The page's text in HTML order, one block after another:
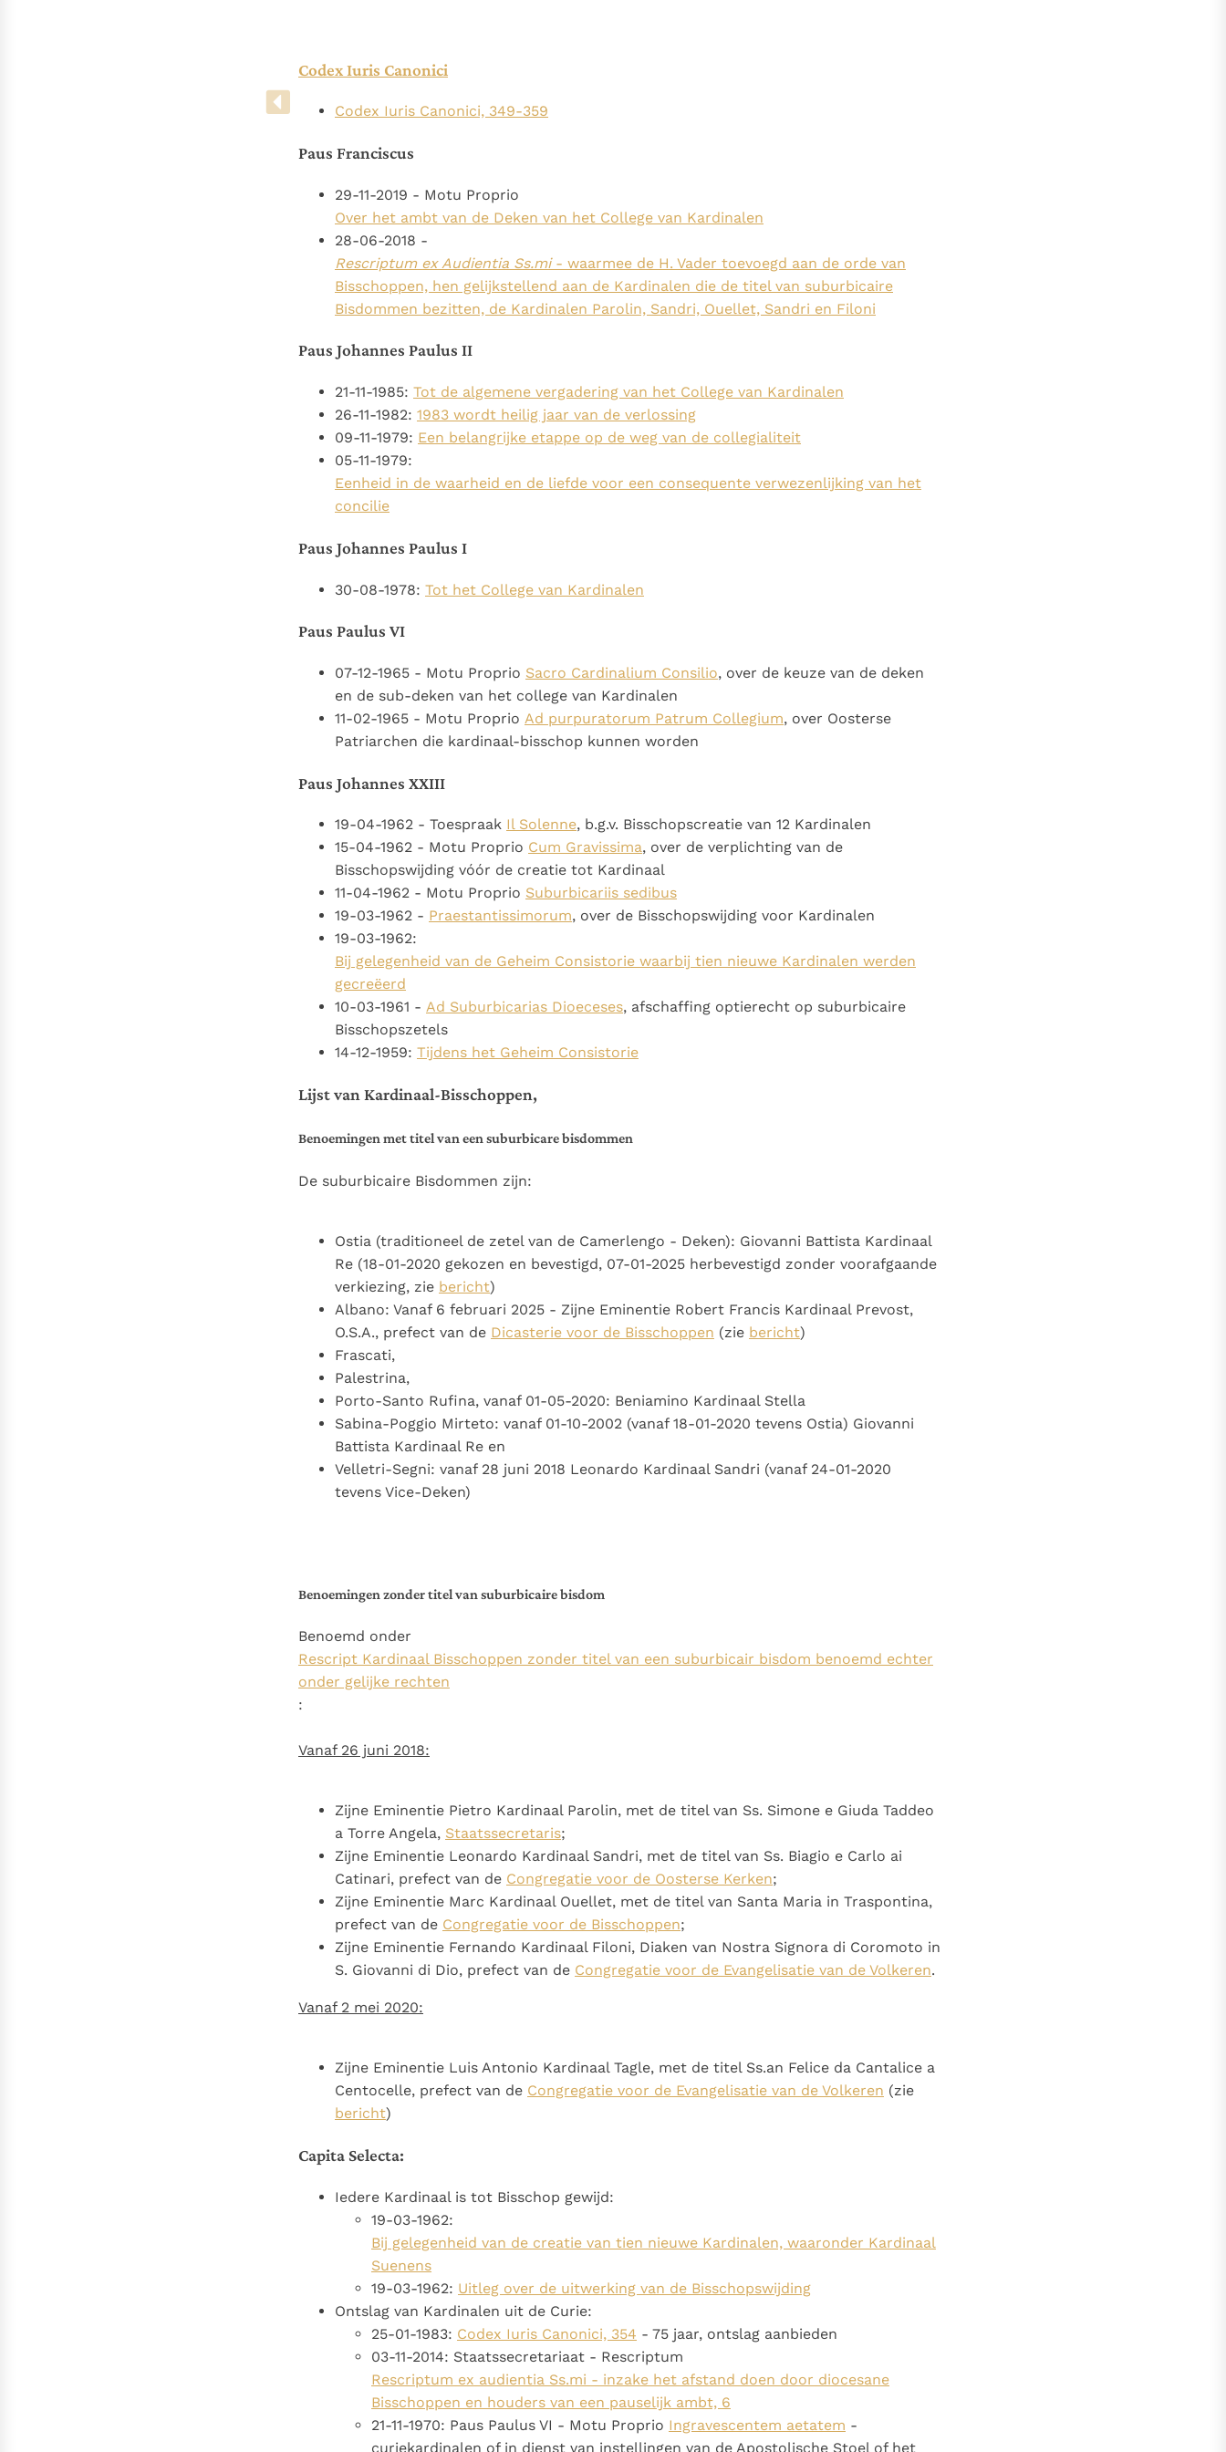
Gebruiksvoorwaarden
dwang
verschijnselen en de
Codex Iuris Canonici
Codex Iuris Canonici, 349-359
Paus Franciscus
29-11-2019 - Motu Proprio
Over het ambt van de Deken van het College van Kardinalen
28-06-2018 -
Rescriptum ex Audientia Ss.mi- waarmee de H. Vader toevoegd aan de orde van
Bisschoppen, hen gelijkstellend aan de Kardinalen die de titel van suburbicaire
Bisdommen bezitten, de Kardinalen Parolin, Sandri, Ouellet, Sandri en Filoni
Paus Johannes Paulus II
21-11-1985: Tot de algemene vergadering van het College van Kardinalen
26-11-1982: 1983 wordt heilig jaar van de verlossing
09-11-1979: Een belangrijke etappe op de weg van de collegialiteit
05-11-1979:
Eenheid in de waarheid en de liefde voor een consequente verwezenlijking van het
concilie
Paus Johannes Paulus I
30-08-1978: Tot het College van Kardinalen
Paus Paulus VI
07-12-1965 - Motu Proprio Sacro Cardinalium Consilio, over de keuze van de deken
en de sub-deken van het college van Kardinalen
11-02-1965 - Motu Proprio Ad purpuratorum Patrum Collegium, over Oosterse
Patriarchen die kardinaal-bisschop kunnen worden
Paus Johannes XXIII
19-04-1962 - Toespraak Il Solenne, b.g.v. Bisschopscreatie van 12 Kardinalen
15-04-1962 - Motu Proprio Cum Gravissima, over de verplichting van de
Bisschopswijding vóór de creatie tot Kardinaal
11-04-1962 - Motu Proprio Suburbicariis sedibus
19-03-1962 - Praestantissimorum, over de Bisschopswijding voor Kardinalen
19-03-1962:
Bij gelegenheid van de Geheim Consistorie waarbij tien nieuwe Kardinalen werden
gecreëerd
10-03-1961 - Ad Suburbicarias Dioeceses, afschaffing optierecht op suburbicaire
Bisschopszetels
14-12-1959: Tijdens het Geheim Consistorie
Lijst van Kardinaal-Bisschoppen,
Benoemingen met titel van een suburbicare bisdommen
De suburbicaire Bisdommen zijn:
Ostia (traditioneel de zetel van de Camerlengo - Deken): Giovanni Battista Kardinaal
Re (18-01-2020 gekozen en bevestigd, 07-01-2025 herbevestigd zonder voorafgaande
verkiezing, zie bericht)
Albano: Vanaf 6 februari 2025 - Zijne Eminentie Robert Francis Kardinaal Prevost,
O.S.A., prefect van de Dicasterie voor de Bisschoppen (zie bericht)
Frascati,
Palestrina,
Porto-Santo Rufina, vanaf 01-05-2020: Beniamino Kardinaal Stella
Sabina-Poggio Mirteto: vanaf 01-10-2002 (vanaf 18-01-2020 tevens Ostia) Giovanni
Battista Kardinaal Re en
Velletri-Segni: vanaf 28 juni 2018 Leonardo Kardinaal Sandri (vanaf 24-01-2020
tevens Vice-Deken)
Benoemingen zonder titel van suburbicaire bisdom
Benoemd onder
Rescript Kardinaal Bisschoppen zonder titel van een suburbicair bisdom benoemd echter
onder gelijke rechten
:
Vanaf 26 juni 2018:
Zijne Eminentie Pietro Kardinaal Parolin, met de titel van Ss. Simone e Giuda Taddeo
a Torre Angela, Staatssecretaris;
Zijne Eminentie Leonardo Kardinaal Sandri, met de titel van Ss. Biagio e Carlo ai
Catinari, prefect van de Congregatie voor de Oosterse Kerken;
Zijne Eminentie Marc Kardinaal Ouellet, met de titel van Santa Maria in Traspontina,
prefect van de Congregatie voor de Bisschoppen;
Zijne Eminentie Fernando Kardinaal Filoni, Diaken van Nostra Signora di Coromoto in
S. Giovanni di Dio, prefect van de Congregatie voor de Evangelisatie van de Volkeren.
Vanaf 2 mei 2020:
Zijne Eminentie Luis Antonio Kardinaal Tagle, met de titel Ss.an Felice da Cantalice a
Centocelle, prefect van de Congregatie voor de Evangelisatie van de Volkeren (zie
bericht)
Capita Selecta:
Iedere Kardinaal is tot Bisschop gewijd:
19-03-1962:
Bij gelegenheid van de creatie van tien nieuwe Kardinalen, waaronder Kardinaal
Suenens
19-03-1962: Uitleg over de uitwerking van de Bisschopswijding
Ontslag van Kardinalen uit de Curie:
25-01-1983: Codex Iuris Canonici, 354 - 75 jaar, ontslag aanbieden
03-11-2014: Staatssecretariaat - Rescriptum
Rescriptum ex audientia Ss.mi - inzake het afstand doen door diocesane
Bisschoppen en houders van een pauselijk ambt, 6
21-11-1970: Paus Paulus VI - Motu Proprio Ingravescentem aetatem -
curiekardinalen of in dienst van instellingen van de Apostolische Stoel of het